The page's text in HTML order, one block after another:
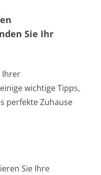
Sie Ihr
Ihrer
wichtige Tipps,
perfekte Zuhause
Sie Ihre